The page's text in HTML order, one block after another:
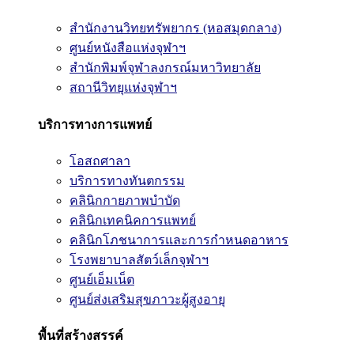
สำนักงานวิทยทรัพยากร (หอสมุดกลาง)
ศูนย์หนังสือแห่งจุฬาฯ
สำนักพิมพ์จุฬาลงกรณ์มหาวิทยาลัย
สถานีวิทยุแห่งจุฬาฯ
บริการทางการแพทย์
โอสถศาลา
บริการทางทันตกรรม
คลินิกกายภาพบำบัด
คลินิกเทคนิคการแพทย์
คลินิกโภชนาการและการกำหนดอาหาร
โรงพยาบาลสัตว์เล็กจุฬาฯ
ศูนย์เอ็มเน็ต
ศูนย์ส่งเสริมสุขภาวะผู้สูงอายุ
พื้นที่สร้างสรรค์